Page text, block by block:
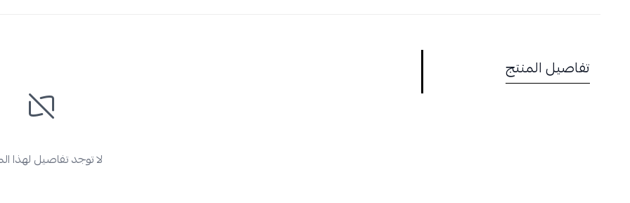
تفاصيل المنتج
لا توجد تفاصيل لهذا